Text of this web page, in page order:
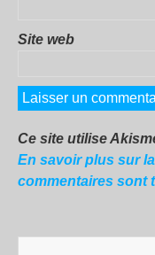
Site web
Ce site utilise
En savoir plus sur
commentaires sont